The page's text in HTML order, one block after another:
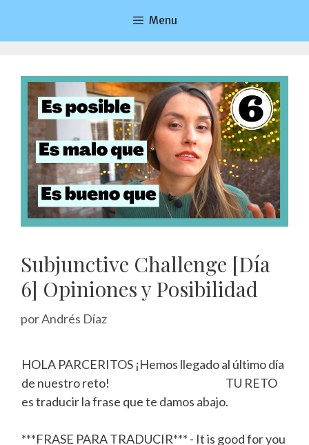
contenido
Menu
Subjunctive Challenge [Día
6] Opiniones y Posibilidad
porAndrés Díaz
HOLA PARCERITOS ¡Hemos llegado al último día
de nuestro reto! TU RETO
es traducir la frase que te damos abajo.
***FRASE PARA TRADUCIR*** - It is good for you